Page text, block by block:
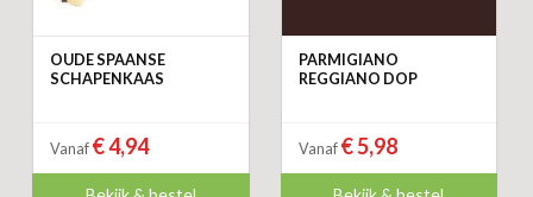
OUDE SPAANSE
SCHAPENKAAS
Vanaf € 4,94
PARMIGIANO
REGGIANO DOP
Vanaf € 5,98